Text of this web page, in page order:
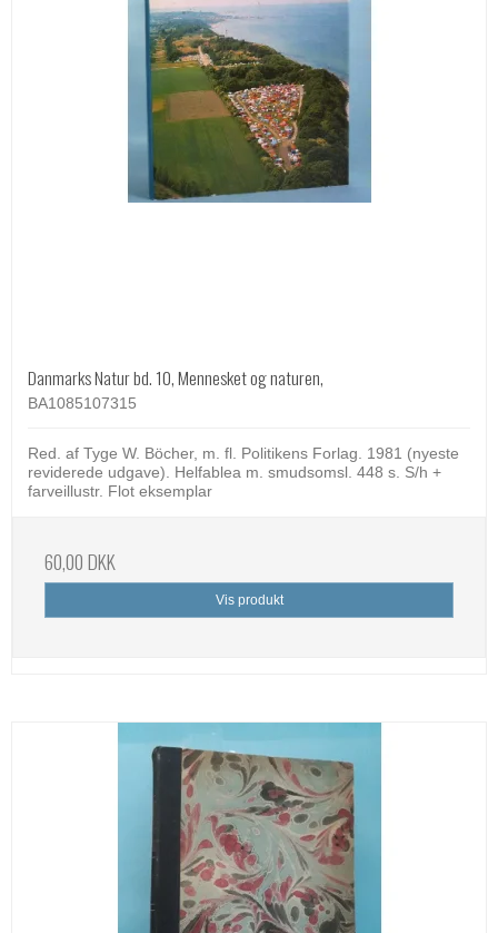
Danmarks Natur bd. 10, Mennesket og naturen,
BA1085107315
Red. af Tyge W. Böcher, m. fl. Politikens Forlag. 1981 (nyeste
reviderede udgave). Helfablea m. smudsomsl. 448 s. S/h +
farveillustr. Flot eksemplar
60,00 DKK
Vis produkt